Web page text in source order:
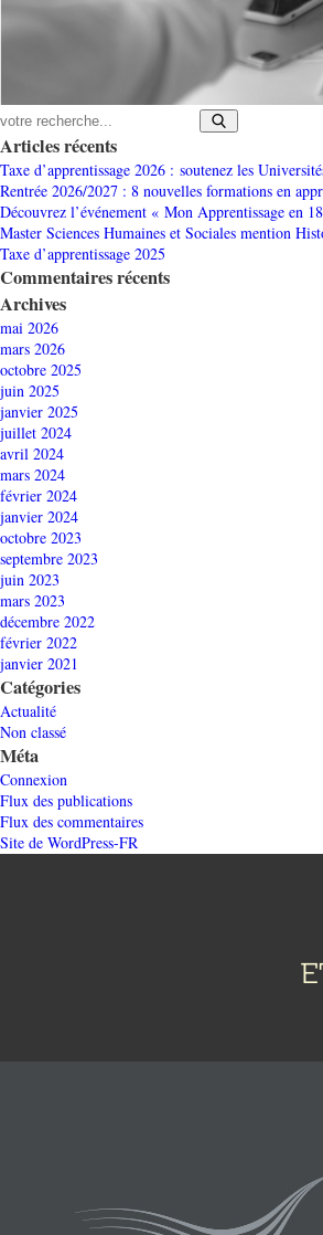
Articles récents
Taxe d’apprentissage 2026 : soutenez les
Rentrée 2026/2027 : 8 nouvelles formations en
Découvrez l’événement « Mon Apprentissage en
Master Sciences Humaines et Sociales mention
Taxe d’apprentissage 2025
Commentaires récents
Archives
mai 2026
mars 2026
octobre 2025
juin 2025
janvier 2025
juillet 2024
avril 2024
mars 2024
février 2024
janvier 2024
octobre 2023
septembre 2023
juin 2023
mars 2023
décembre 2022
février 2022
janvier 2021
Catégories
Actualité
Non classé
Méta
Connexion
Flux des publications
Flux des commentaires
Site de WordPress-FR